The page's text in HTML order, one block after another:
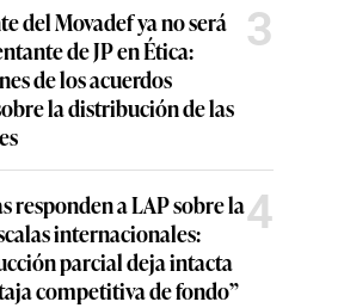
del Movadef ya no será
de JP en Ética:
de los acuerdos
la distribución de las
3
responden a LAP sobre la
internacionales:
parcial deja intacta
competitiva de fondo”
4